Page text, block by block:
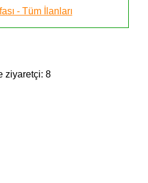
- Tüm İlanları
ziyaretçi: 8